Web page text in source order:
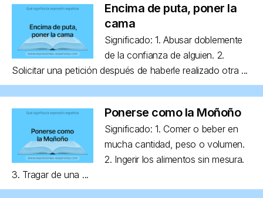
Encima de puta, poner la
cama
Significado: 1. Abusar doblemente
de la confianza de alguien. 2.
Solicitar una petición después de haberle realizado otra ...
Ponerse como la Moñoño
Significado: 1. Comer o beber en
mucha cantidad, peso o volumen.
2. Ingerir los alimentos sin mesura.
3. Tragar de una ...